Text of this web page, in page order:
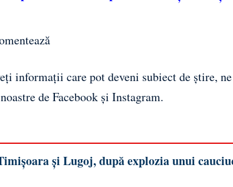
informații care pot deveni subiect de știre,
deFacebook și Instagram.
și Lugoj, după explozia unui